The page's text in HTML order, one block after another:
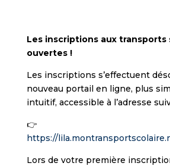
Les inscriptions aux transports
ouvertes !
Les inscriptions s’effectuent
nouveau portail en ligne, plus
intuitif, accessible à l’adresse
👉
https://
Lors de votre première